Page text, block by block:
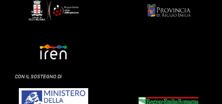
CON IL SOSTEGNO DI